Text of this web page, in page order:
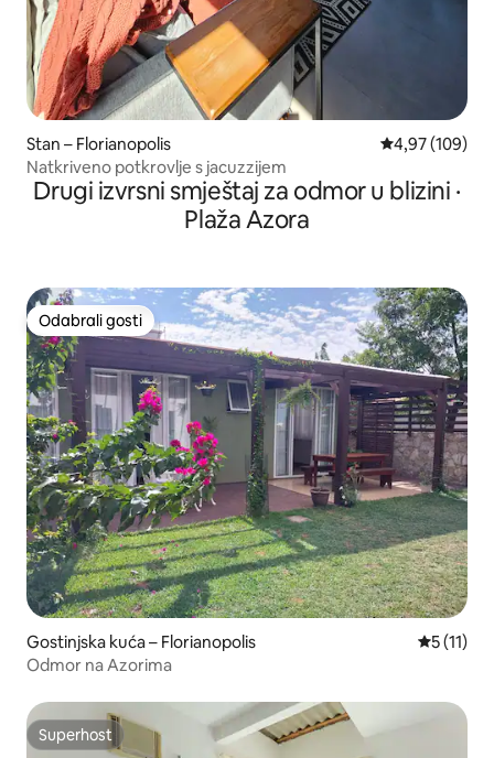
Stan – Florianopolis Prosječna
4,97 (109)
Natkriveno potkrovlje s jacuzzijem
Drugi izvrsni smještaj za odmor u blizini ·
Plaža Azora
Odabrali gosti
Odabrali gosti
Gostinjska kuća – Florianopolis
5 (11)
Odmor na Azorima
Superhost
Superhost